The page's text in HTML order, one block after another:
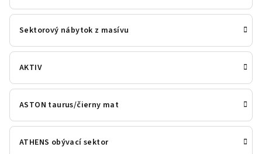
Sektorový nábytok z masívu
AKTIV
ASTON taurus/čierny mat
ATHENS obývací sektor